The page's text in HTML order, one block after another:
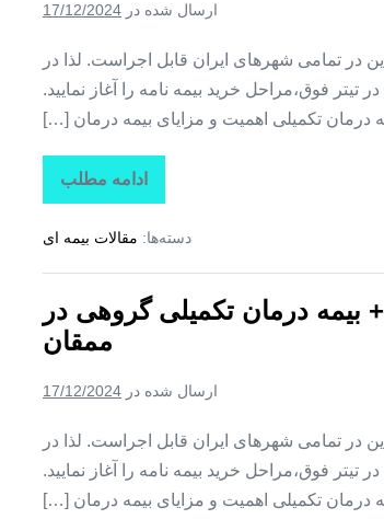
در
ارسال شده در 17/12/2024
در تمامی شهرهای ایران قابل اجراست. لذا در
فوق،مراحل خرید بیمه نامه را آغاز نمایید.
تکمیلی اهمیت و مزایای بیمه درمان […]
ادامه مطلب
تاراز
بیمه
بیمه
درمان
+
بیمه
درمان
در
دسته‌ها: مقالات بیمه ای
+ بیمه درمان تکمیلی گروهی در
ممقان
ارسال شده در 17/12/2024
در تمامی شهرهای ایران قابل اجراست. لذا در
فوق،مراحل خرید بیمه نامه را آغاز نمایید.
تکمیلی اهمیت و مزایای بیمه درمان […]